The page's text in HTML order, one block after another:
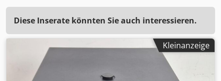
Diese Inserate könnten Sie auch interessieren.
Kleinanzeige